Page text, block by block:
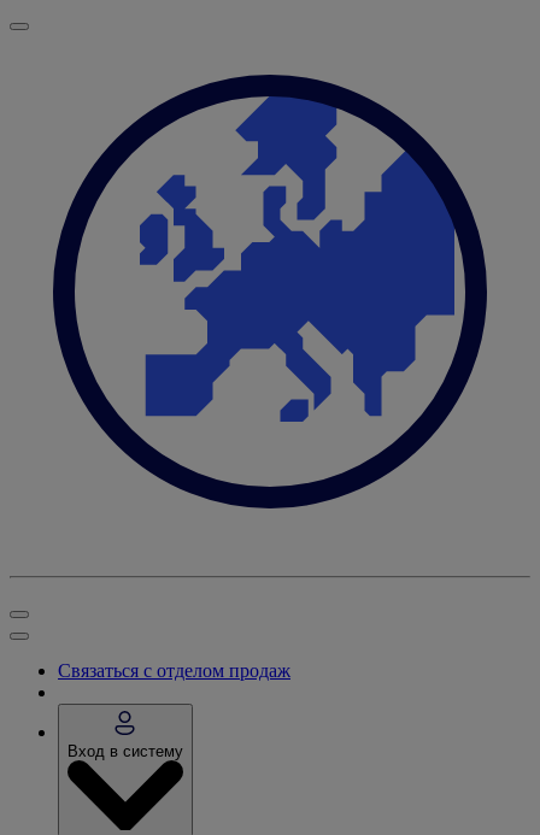
Связаться с отделом продаж
Вход в систему